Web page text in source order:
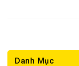
Danh Mục